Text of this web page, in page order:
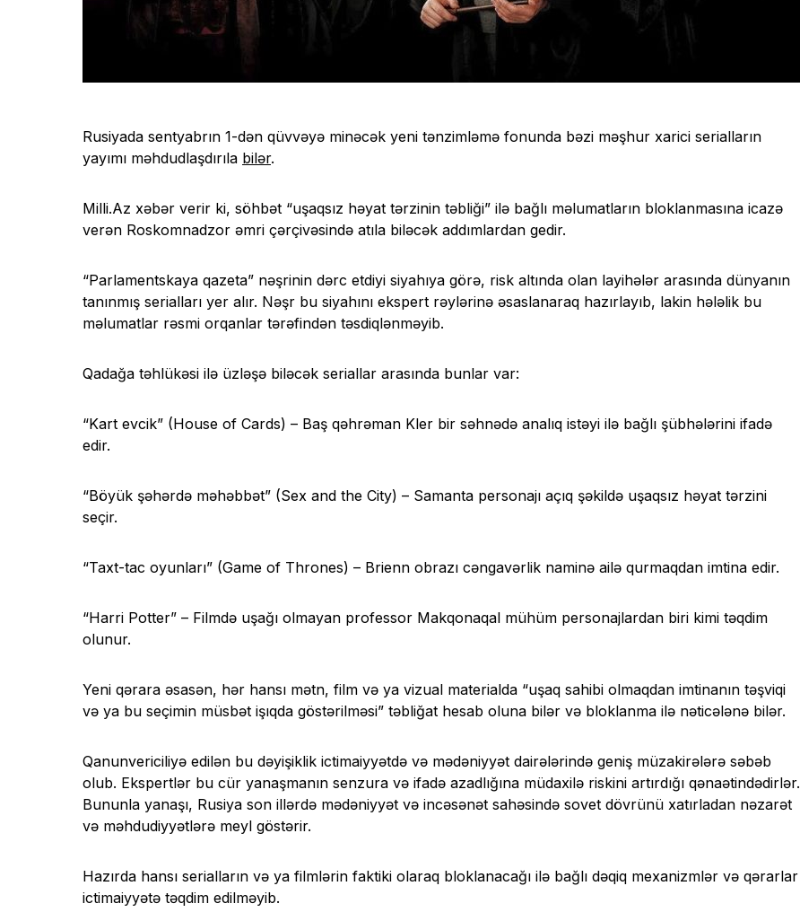
Rusiyada sentyabrın 1-dən qüvvəyə minəcək yeni tənzimləmə fonunda bəzi məşhur xarici serialların
yayımı məhdudlaşdırıla bilər.
Milli.Az xəbər verir ki, söhbət “uşaqsız həyat tərzinin təbliği” ilə bağlı məlumatların bloklanmasına icazə
verən Roskomnadzor əmri çərçivəsində atıla biləcək addımlardan gedir.
“Parlamentskaya qazeta” nəşrinin dərc etdiyi siyahıya görə, risk altında olan layihələr arasında dünyanın
tanınmış serialları yer alır. Nəşr bu siyahını ekspert rəylərinə əsaslanaraq hazırlayıb, lakin hələlik bu
məlumatlar rəsmi orqanlar tərəfindən təsdiqlənməyib.
Qadağa təhlükəsi ilə üzləşə biləcək seriallar arasında bunlar var:
“Kart evcik” (House of Cards) – Baş qəhrəman Kler bir səhnədə analıq istəyi ilə bağlı şübhələrini ifadə
edir.
“Böyük şəhərdə məhəbbət” (Sex and the City) – Samanta personajı açıq şəkildə uşaqsız həyat tərzini
seçir.
“Taxt-tac oyunları” (Game of Thrones) – Brienn obrazı cəngavərlik naminə ailə qurmaqdan imtina edir.
“Harri Potter” – Filmdə uşağı olmayan professor Makqonaqal mühüm personajlardan biri kimi təqdim
olunur.
Yeni qərara əsasən, hər hansı mətn, film və ya vizual materialda “uşaq sahibi olmaqdan imtinanın təşviqi
və ya bu seçimin müsbət işıqda göstərilməsi” təbliğat hesab oluna bilər və bloklanma ilə nəticələnə bilər.
Qanunvericiliyə edilən bu dəyişiklik ictimaiyyətdə və mədəniyyət dairələrində geniş müzakirələrə səbəb
olub. Ekspertlər bu cür yanaşmanın senzura və ifadə azadlığına müdaxilə riskini artırdığı qənaətindədirlər.
Bununla yanaşı, Rusiya son illərdə mədəniyyət və incəsənət sahəsində sovet dövrünü xatırladan nəzarət
və məhdudiyyətlərə meyl göstərir.
Hazırda hansı serialların və ya filmlərin faktiki olaraq bloklanacağı ilə bağlı dəqiq mexanizmlər və qərarlar
ictimaiyyətə təqdim edilməyib.